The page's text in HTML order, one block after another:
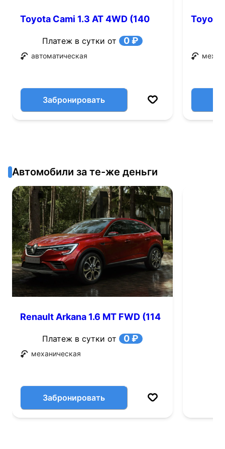
Toyota Cami 1.3 AT 4WD (140
Платеж в сутки от 0 ₽
автоматическая
Забронировать
Toyota
Автомобили за те-же деньги
Renault Arkana 1.6 MT FWD (114
Платеж в сутки от 0 ₽
механическая
Забронировать